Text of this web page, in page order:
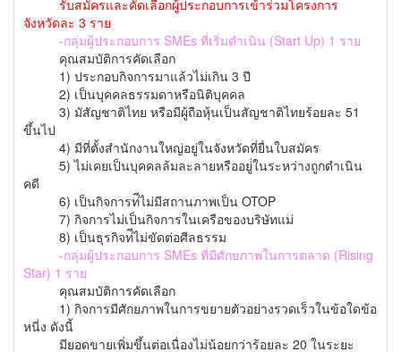
รับสมัครและคัดเลือกผู้ประกอบการเข้าร่วมโครงการ
จังหวัดละ 3 ราย
-กลุ่มผู้ประกอบการ SMEs ที่เริ่มดำเนิน (Start Up) 1 ราย
คุณสมบัติการคัดเลือก
1) ประกอบกิจการมาแล้วไม่เกิน 3 ปี
2) เป็นบุคคลธรรมดาหรือนิติบุคคล
3) มัสัญชาติไทย หรือมีผู้ถือหุ้นเป็นสัญชาติไทยร้อยละ 51
ขึ้นไป
4) มีที่ตั้งสำนักงานใหญ่อยู่ในจังหวัดที่ยื่นใบสมัคร
5) ไม่เคยเป็นบุคคลล้มละลายหรืออยู่่ในระหว่างถูกดำเนิน
คดี
6) เป็นกิจการท่ีไม่มีสถานภาพเป็น OTOP
7) กิจการไม่เป็นกิจการในเครือของบริษัทแม่
8) เป็นธุรกิจท่ีไม่ขัดต่อศีลธรรม
-กลุ่มผู้ประกอบการ SMEs ที่มีศักยภาพในการตลาด (Rising
Star) 1 ราย
คุณสมบัติการคัดเลือก
1) กิจการมีศักยภาพในการขยายตัวอย่างรวดเร็วในข้อใดข้อ
หนี่ง ดังนี้
มียอดขายเพิ่มขึ้นต่อเนื่องไม่น้อยกว่าร้อยละ 20 ในระยะ